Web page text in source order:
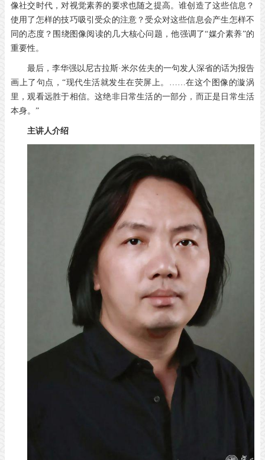
像社交时代，对视觉素养的要求也随之提高。谁创造了这些信息？
使用了怎样的技巧吸引受众的注意？受众对这些信息会产生怎样不
同的态度？围绕图像阅读的几大核心问题，他强调了“媒介素养”的
重要性。
最后，李华强以尼古拉斯·米尔佐夫的一句发人深省的话为报告
画上了句点，“现代生活就发生在荧屏上。……在这个图像的漩涡
里，观看远胜于相信。这绝非日常生活的一部分，而正是日常生活
本身。”
主讲人介绍